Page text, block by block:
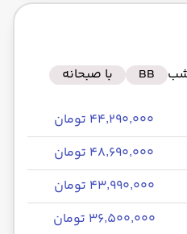
BB با صبحانه
۴۴٬۲۹۰٬۰۰۰ تومان
۴۸٬۶۹۰٬۰۰۰ تومان
۴۳٬۹۹۰٬۰۰۰ تومان
۳۶٬۵۰۰٬۰۰۰ تومان